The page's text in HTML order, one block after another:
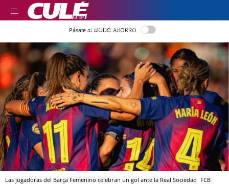
LLEGIR EN CATALÀ
Pásate al MODO AHORRO
Las jugadoras del Barça Femenino celebran un gol ante la Real Sociedad FCB